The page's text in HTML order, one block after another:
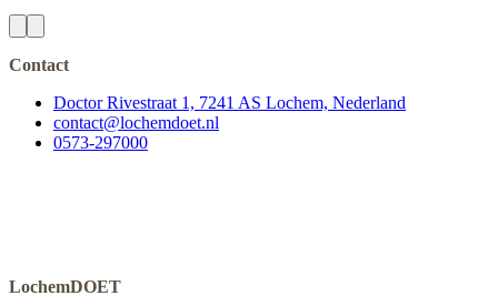
Contact
Doctor Rivestraat 1, 7241 AS Lochem, Nederland
contact@lochemdoet.nl
0573-297000
LochemDOET